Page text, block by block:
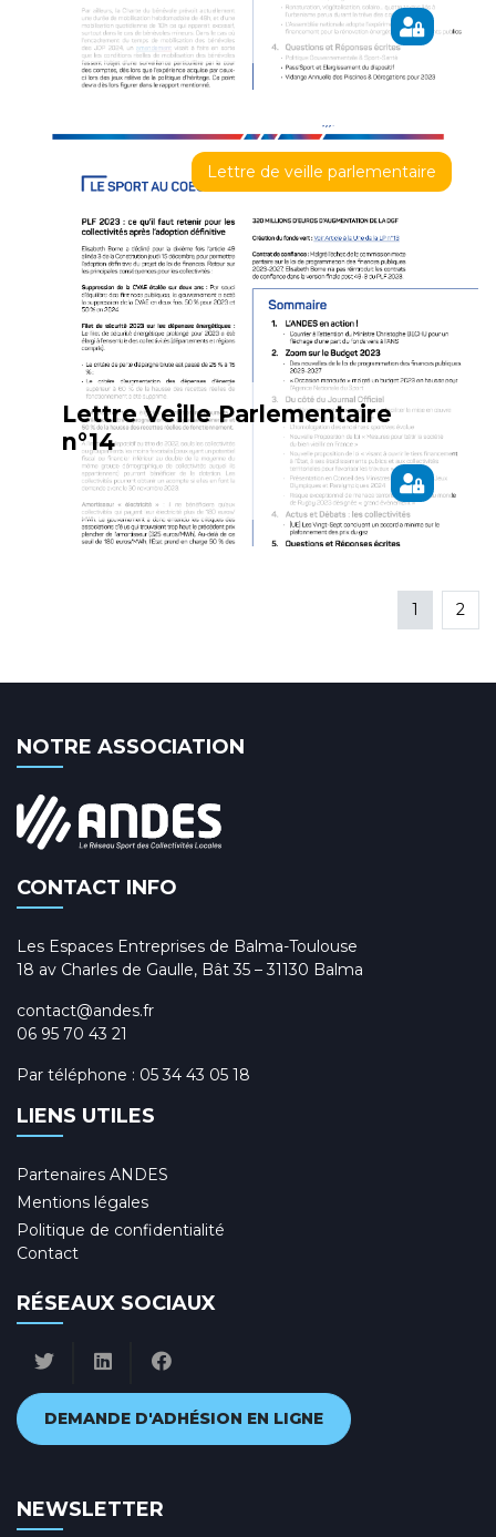
Lettre de veille parlementaire
Lettre Veille Parlementaire
n°14
1 2
NOTRE ASSOCIATION
CONTACT INFO
Les Espaces Entreprises de Balma-Toulouse
18 av Charles de Gaulle, Bât 35 – 31130 Balma
contact@andes.fr
06 95 70 43 21
Par téléphone : 05 34 43 05 18
LIENS UTILES
Partenaires ANDES
Mentions légales
Politique de confidentialité
Contact
RÉSEAUX SOCIAUX
DEMANDE D'ADHÉSION EN LIGNE
NEWSLETTER